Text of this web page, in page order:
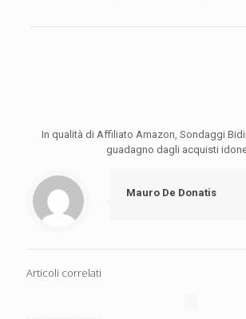
In qualità di Affiliato Amazon, Sondaggi
guadagno dagli acquisti
Mauro De Donatis
Articoli correlati